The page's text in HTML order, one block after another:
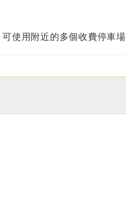
使用附近的多個收費停車場